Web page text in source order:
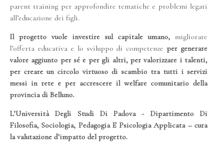
parent training per approfondire tematiche e problemi legati
all’educazione dei figli.
Il progetto vuole investire sul capitale umano, migliorare
l’offerta educativa e lo sviluppo di competenze per generare
valore aggiunto per sé e per gli altri, per valorizzare i talenti,
per creare un circolo virtuoso di scambio tra tutti i servizi
messi in rete e per accrescere il welfare comunitario della
provincia di Belluno.
L’Università Degli Studi Di Padova - Dipartimento Di
Filosofia, Sociologia, Pedagogia E Psicologia Applicata – cura
la valutazione d’impatto del progetto.